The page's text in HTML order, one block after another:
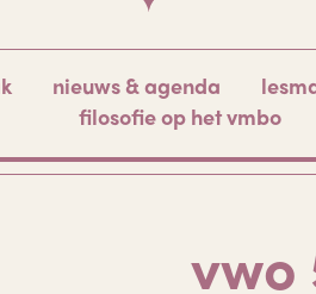
nieuws & agenda
filosofie op het vmbo
vwo